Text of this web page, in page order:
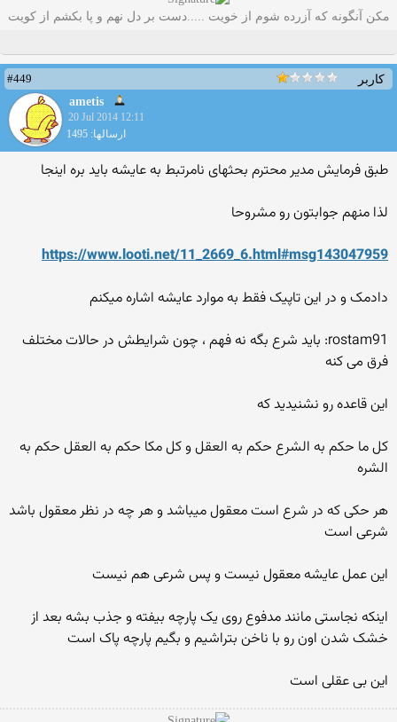
مکن آنگونه که آزرده شوم از خویت .....دست بر دل نهم و پا بکشم از کویت
کاربر
#449
ametis
20 Jul 2014 12:11
ارسالها: 1495
طبق فرمایش مدیر محترم بحثهای نامرتبط به عایشه باید بره اینجا
لذا منهم جوابتون رو مشروحا
https://www.looti.net/11_2669_6.html#msg143047959
دادمک و در این تاپیک فقط به موارد عایشه اشاره میکنم
rostam91: باید شرع بگه نه فهم ، چون شرایطش در حالات مختلف
فرق می کنه
این قاعده رو نشنیدید که
کل ما حکم به الشرع حکم به العقل و کل مکا حکم به العقل حکم به
الشره
هر حکی که در شرع است معقول میباشد و هر چه در نظر معقول باشد
شرعی است
این عمل عایشه معقول نیست و پس شرعی هم نیست
اینکه نجاستی مانند مدفوع روی یک پارچه بیفته و جذب بشه بعد از
خشک شدن اون رو با ناخن بتراشیم و بگیم پارچه پاک است
این بی عقلی است